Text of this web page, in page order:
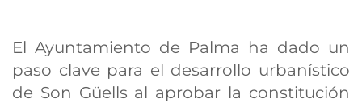
El Ayuntamiento de Palma ha dado un
paso clave para el desarrollo urbanístico
de Son Güells al aprobar la constitución